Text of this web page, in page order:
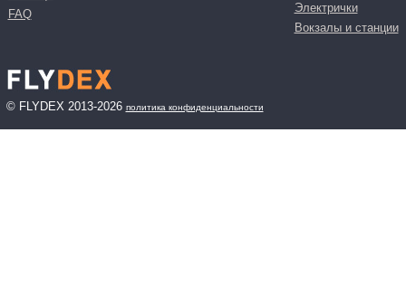
FAQ
Электрички
Вокзалы и станции
© FLYDEX 2013-2026 политика конфиденциальности